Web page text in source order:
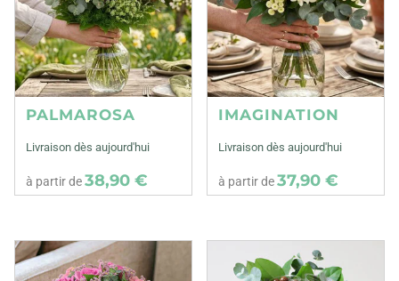
PALMAROSA
Livraison dès aujourd'hui
à partir de38,90 €
IMAGINATION
Livraison dès aujourd'hui
à partir de37,90 €